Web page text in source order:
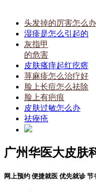
头发掉的厉害怎么办
湿疹是怎么引起的
灰指甲
的危害
皮肤瘙痒起红疙瘩
荨麻疹怎么治疗好
脸上长痘怎么祛除
脸上有疤痕
皮肤过敏怎么办
祛痤疮
广州华医大皮肤
网上预约 便捷就医 优先就诊 节